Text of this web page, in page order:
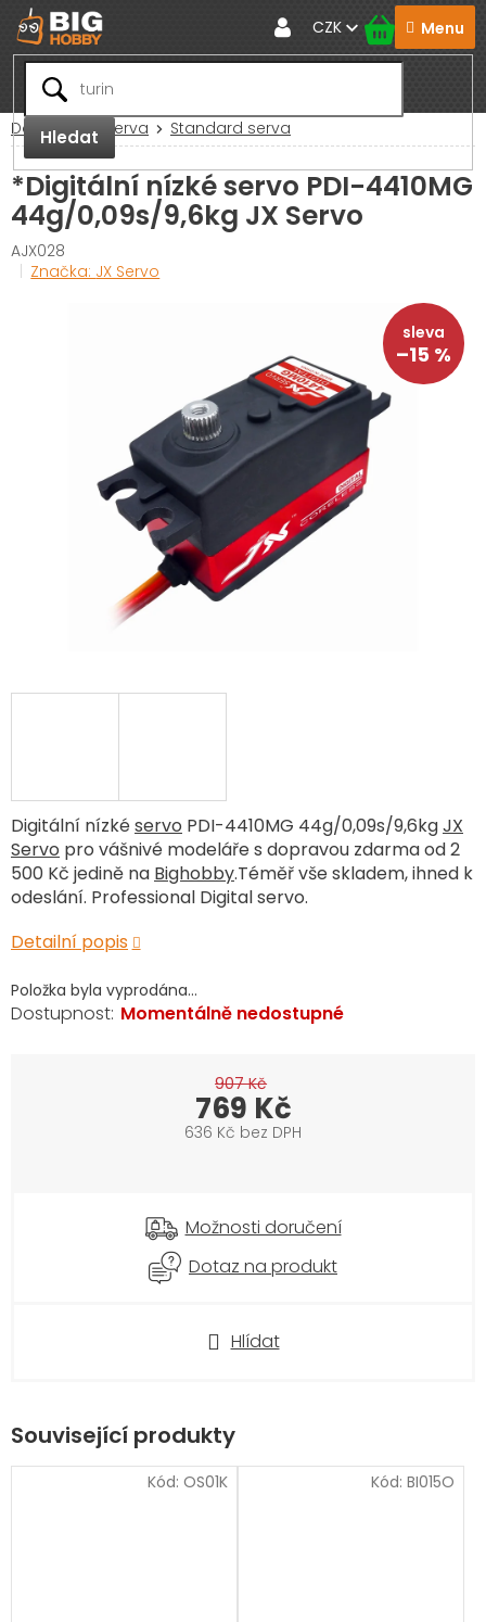
Přejít
na
obsah
Hledat
CZK
Domů RC Serva Standard serva
*Digitální nízké servo PDI-4410MG
44g/0,09s/9,6kg JX Servo
AJX028
Značka: JX Servo
–15 %
Položka byla vyprodána…
Digitální nízkéservo PDI-4410MG 44g/0,09s/9,6kgJX
Servo pro vášnivé modeláře s dopravou zdarma od 2
500 Kč jedině na Bighobby.Téměř vše skladem, ihned k
odeslání. Professional Digital servo.
Detailní popis
Hlídat
Momentálně nedostupné
907 Kč
769 Kč
636 Kč bez DPH
Možnosti doručení
Dotaz na produkt
Související produkty
Kód: OS01K Kód: BI015O